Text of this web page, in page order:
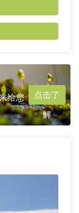
给您
点击了
解